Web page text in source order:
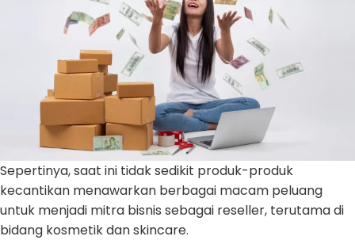
Sepertinya, saat ini tidak sedikit produk-produk
kecantikan menawarkan berbagai macam peluang
untuk menjadi mitra bisnis sebagai reseller, terutama di
bidang kosmetik dan skincare.